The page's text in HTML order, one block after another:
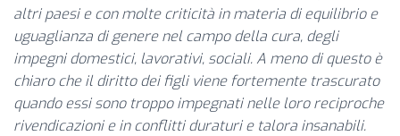
altri paesi e con molte criticità in materia di equilibrio e
uguaglianza di genere nel campo della cura, degli
impegni domestici, lavorativi, sociali. A meno di questo è
chiaro che il diritto dei figli viene fortemente trascurato
quando essi sono troppo impegnati nelle loro reciproche
rivendicazioni e in conflitti duraturi e talora insanabili.